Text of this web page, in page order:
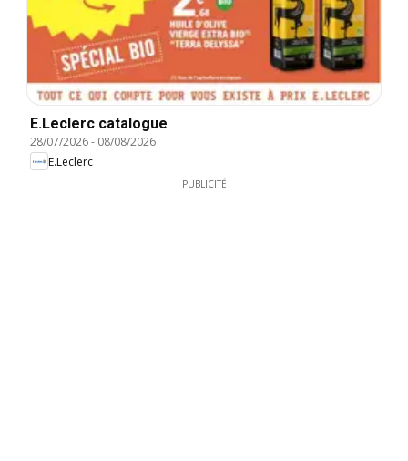
E.Leclerc catalogue
28/07/2026- 08/08/2026
E.Leclerc
PUBLICITÉ